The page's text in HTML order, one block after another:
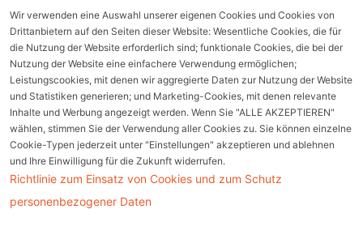
Impressum
Unternehmensverantwortung
Gerätestörung melden
Nebenwirkungsmeldung
Cookie Einstellungen
Wir verwenden eine Auswahl unserer eigenen Cookies und Cookies von
Drittanbietern auf den Seiten dieser Website: Wesentliche Cookies, die für
die Nutzung der Website erforderlich sind; funktionale Cookies, die bei der
Nutzung der Website eine einfachere Verwendung ermöglichen;
Leistungscookies, mit denen wir aggregierte Daten zur Nutzung der Website
und Statistiken generieren; und Marketing-Cookies, mit denen relevante
Inhalte und Werbung angezeigt werden. Wenn Sie "ALLE AKZEPTIEREN"
wählen, stimmen Sie der Verwendung aller Cookies zu. Sie können einzelne
Cookie-Typen jederzeit unter "Einstellungen" akzeptieren und ablehnen
und Ihre Einwilligung für die Zukunft widerrufen.
Richtlinie zum Einsatz von Cookies und zum Schutz
personenbezogener Daten